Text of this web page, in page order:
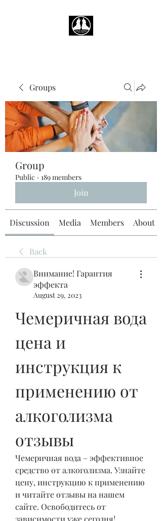
Groups
Group
Public · 189 members
Join
Discussion Media Members About
Back
Внимание! Гарантия
эффекта
August 29, 2023
Чемеричная вода
цена и
инструкция к
применению от
алкоголизма
отзывы
Чемеричная вода – эффективное
средство от алкоголизма. Узнайте
цену, инструкцию к применению
и читайте отзывы на нашем
сайте. Освободитесь от
зависимости уже сегодня!